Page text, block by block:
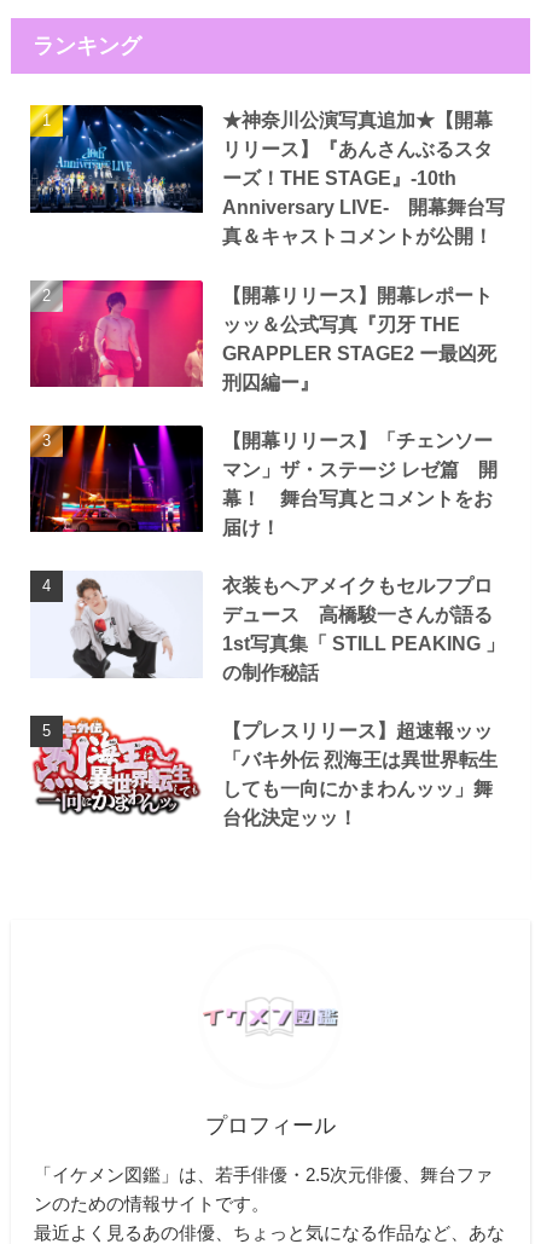
ランキング
★神奈川公演写真追加★【開幕
リリース】『あんさんぶるスタ
ーズ！THE STAGE』-10th
Anniversary LIVE- 開幕舞台写
真＆キャストコメントが公開！
【開幕リリース】開幕レポート
ッッ＆公式写真『刃牙 THE
GRAPPLER STAGE2 ー最凶死
刑囚編ー』
【開幕リリース】「チェンソー
マン」ザ・ステージ レゼ篇 開
幕！ 舞台写真とコメントをお
届け！
衣装もヘアメイクもセルフプロ
デュース 高橋駿一さんが語る
1st写真集「 STILL PEAKING 」
の制作秘話
【プレスリリース】超速報ッッ
「バキ外伝 烈海王は異世界転生
しても一向にかまわんッッ」舞
台化決定ッッ！
プロフィール
「イケメン図鑑」は、若手俳優・2.5次元俳優、舞台ファ
ンのための情報サイトです。
最近よく見るあの俳優、ちょっと気になる作品など、あな